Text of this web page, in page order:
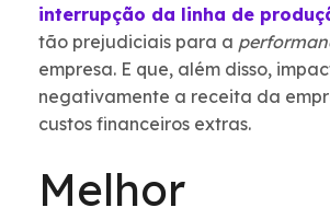
interrupção da linha de
tão prejudiciais para a
empresa. E que, além disso,
negativamente a receita da
custos financeiros extras.
Melhor